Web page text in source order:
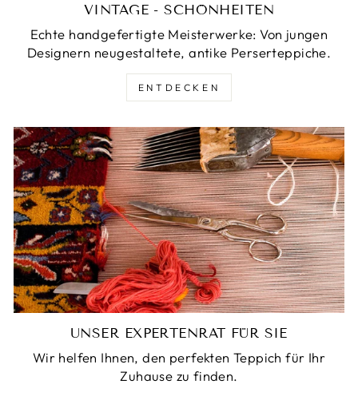
VINTAGE - SCHÖNHEITEN
Echte handgefertigte Meisterwerke: Von jungen
Designern neugestaltete, antike Perserteppiche.
ENTDECKEN
UNSER EXPERTENRAT FÜR SIE
Wir helfen Ihnen, den perfekten Teppich für Ihr
Zuhause zu finden.